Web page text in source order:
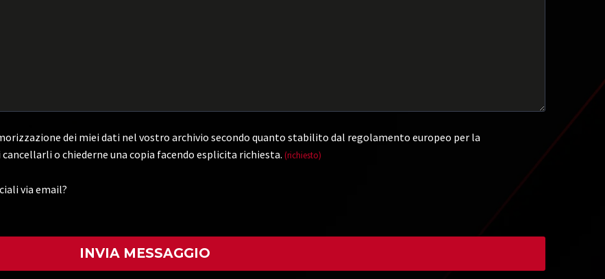
dei miei dati nel vostro archivio secondo quanto stabilito dal regolamento europeo per la
o chiederne una copia facendo esplicita richiesta. (richiesto)
via email?